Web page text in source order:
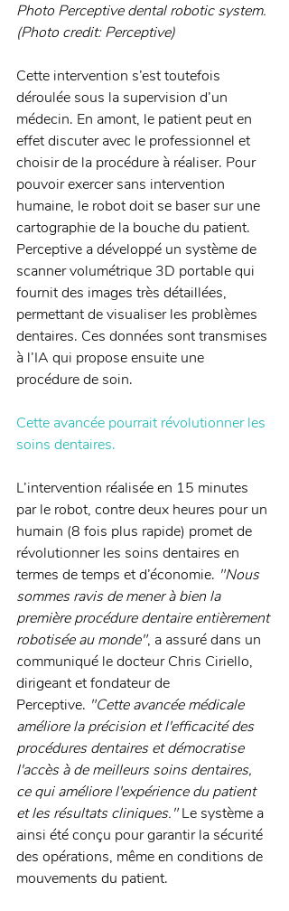
Photo Perceptive dental robotic system.
(Photo credit: Perceptive)
Cette intervention s’est toutefois
déroulée sous la supervision d’un
médecin. En amont, le patient peut en
effet discuter avec le professionnel et
choisir de la procédure à réaliser. Pour
pouvoir exercer sans intervention
humaine, le robot doit se baser sur une
cartographie de la bouche du patient.
Perceptive a développé un système de
scanner volumétrique 3D portable qui
fournit des images très détaillées,
permettant de visualiser les problèmes
dentaires. Ces données sont transmises
à l’IA qui propose ensuite une
procédure de soin.
Cette avancée pourrait révolutionner les
soins dentaires.
L’intervention réalisée en 15 minutes
par le robot, contre deux heures pour un
humain (8 fois plus rapide) promet de
révolutionner les soins dentaires en
termes de temps et d’économie. "Nous
sommes ravis de mener à bien la
première procédure dentaire entièrement
robotisée au monde", a assuré dans un
communiqué le docteur Chris Ciriello,
dirigeant et fondateur de
Perceptive. "Cette avancée médicale
améliore la précision et l'efficacité des
procédures dentaires et démocratise
l'accès à de meilleurs soins dentaires,
ce qui améliore l'expérience du patient
et les résultats cliniques." Le système a
ainsi été conçu pour garantir la sécurité
des opérations, même en conditions de
mouvements du patient.